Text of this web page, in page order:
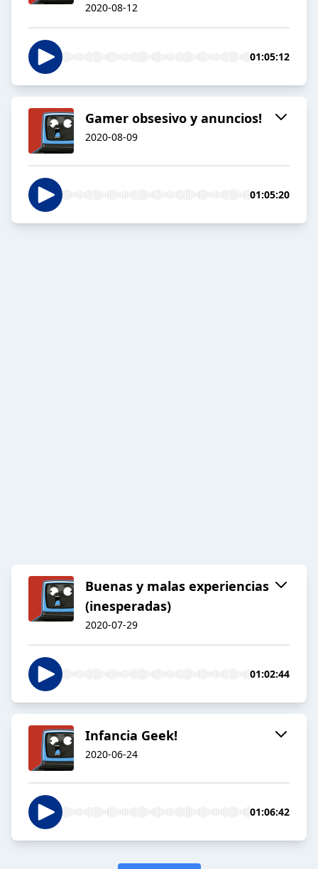
2020-08-12
01:05:12
Gamer obsesivo y anuncios!
2020-08-09
01:05:20
Buenas y malas experiencias
(inesperadas)
2020-07-29
01:02:44
Infancia Geek!
2020-06-24
01:06:42